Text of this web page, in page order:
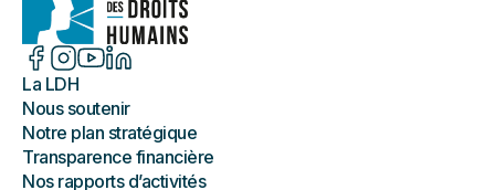
La LDH
Nous soutenir
Notre plan stratégique
Transparence financière
Nos rapports d’activités